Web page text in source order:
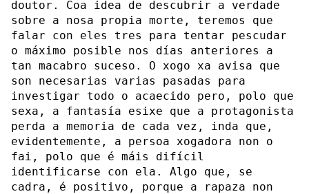
doutor. Coa idea de descubrir a verdade
sobre a nosa propia morte, teremos que
falar con eles tres para tentar pescudar
o máximo posible nos días anteriores a
tan macabro suceso. O xogo xa avisa que
son necesarias varias pasadas para
investigar todo o acaecido pero, polo que
sexa, a fantasía esixe que a protagonista
perda a memoria de cada vez, inda que,
evidentemente, a persoa xogadora non o
fai, polo que é máis difícil
identificarse con ela. Algo que, se
cadra, é positivo, porque a rapaza non